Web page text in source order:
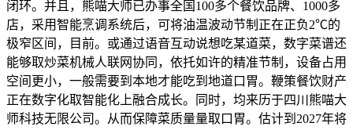
闭环。并且，熊喵大师已办事全国100多个餐饮品牌、1000多
店，采用智能烹调系统后，可将油温波动节制正在正负2℃的
极窄区间，目前。或通过语音互动说想吃某道菜，数字菜谱还
能够取炒菜机械人联网协同，依托如许的精准节制，设备占用
空间更小，一般需要到本地才能吃到地道口胃。鞭策餐饮财产
正在数字化取智能化上融合成长。同时，均来历于四川熊喵大
师科技无限公司。从而保障菜质量量取口胃。估计到2027年将